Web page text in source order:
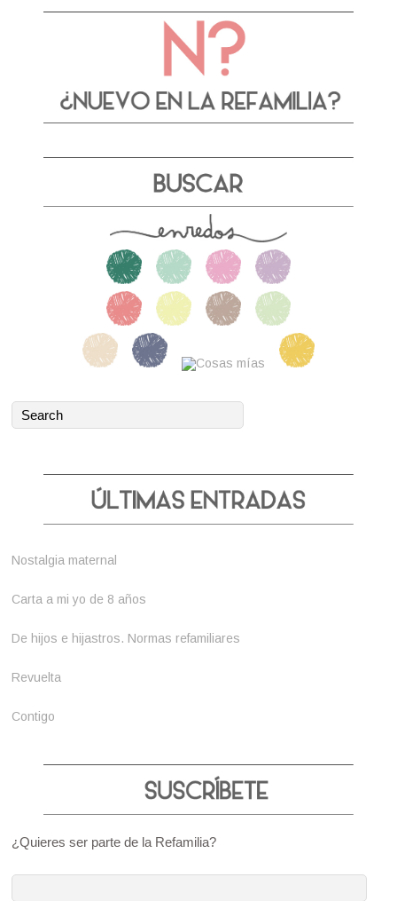
Nostalgia maternal
Carta a mi yo de 8 años
De hijos e hijastros. Normas refamiliares
Revuelta
Contigo
¿Quieres ser parte de la Refamilia?